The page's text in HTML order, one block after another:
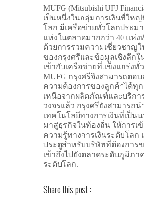
MUFG (Mitsubishi UFJ
เป็นหนึ่งในกลุ่มการเงินที่ให
โลก มีเครือข่ายทั่วโลกประม
แห่งในตลาดมากกว่า 40 แห่ง
ด้วยการรวมความเชี่ยวชาญใ
ของกรุงศรีและข้อมูลเชิงลึกใ
เข้ากับเครือข่ายที่แข็งแกร่งทั่
MUFG กรุงศรีจึงสามารถตอ
ความต้องการของลูกค้าได้ทุ
เหนือจากผลิตภัณฑ์และบริกา
วงจรแล้ว กรุงศรียังสามารถน
เทคโนโลยีทางการเงินที่เป็น
มาสู่ธุรกิจในท้องถิ่น ให้การเข้
ความรู้ทางการเงินระดับโลก
ประตูสำหรับบริษัทที่ต้องการ
เข้าถึงไปยังตลาดระดับภูมิภา
ระดับโลก.
Share this post :